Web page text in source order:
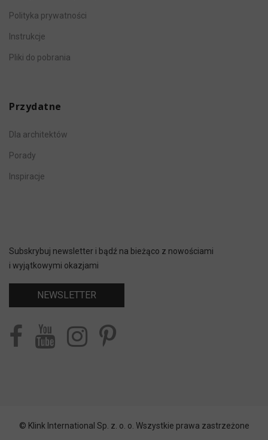
Polityka prywatności
Instrukcje
Pliki do pobrania
Przydatne
Dla architektów
Porady
Inspiracje
Subskrybuj newsletter i bądź na bieżąco z nowościami
i wyjątkowymi okazjami
NEWSLETTER
© Klink International Sp. z. o. o. Wszystkie prawa zastrzeżone